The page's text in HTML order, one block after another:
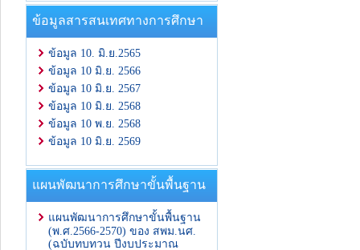
ข้อมูลสารสนเทศทางการศึกษา
ข้อมูล 10. มิ.ย.2565
ข้อมูล 10 มิ.ย. 2566
ข้อมูล 10 มิ.ย. 2567
ข้อมูล 10 มิ.ย. 2568
ข้อมูล 10 พ.ย. 2568
ข้อมูล 10 มิ.ย. 2569
แผนพัฒนาการศึกษาขั้นพื้นฐาน
แผนพัฒนาการศึกษาขั้นพื้นฐาน
(พ.ศ.2566-2570) ของ สพม.นศ.
(ฉบับทบทวน ปีงบประมาณ